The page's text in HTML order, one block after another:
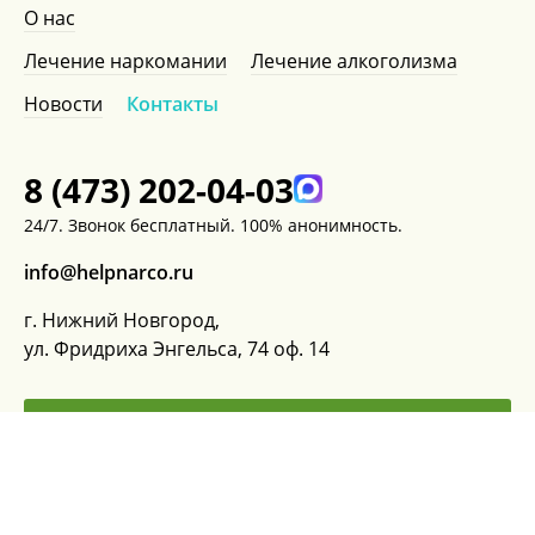
О нас
Лечение наркомании
Лечение алкоголизма
Новости
Контакты
8 (473) 202-04-03
24/7. Звонок бесплатный. 100% анонимность.
info@helpnarco.ru
г. Нижний Новгород,
ул. Фридриха Энгельса, 74 оф. 14